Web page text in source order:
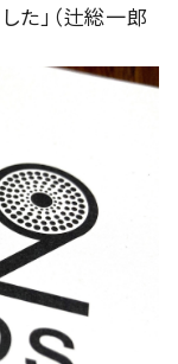
た」（辻総一郎